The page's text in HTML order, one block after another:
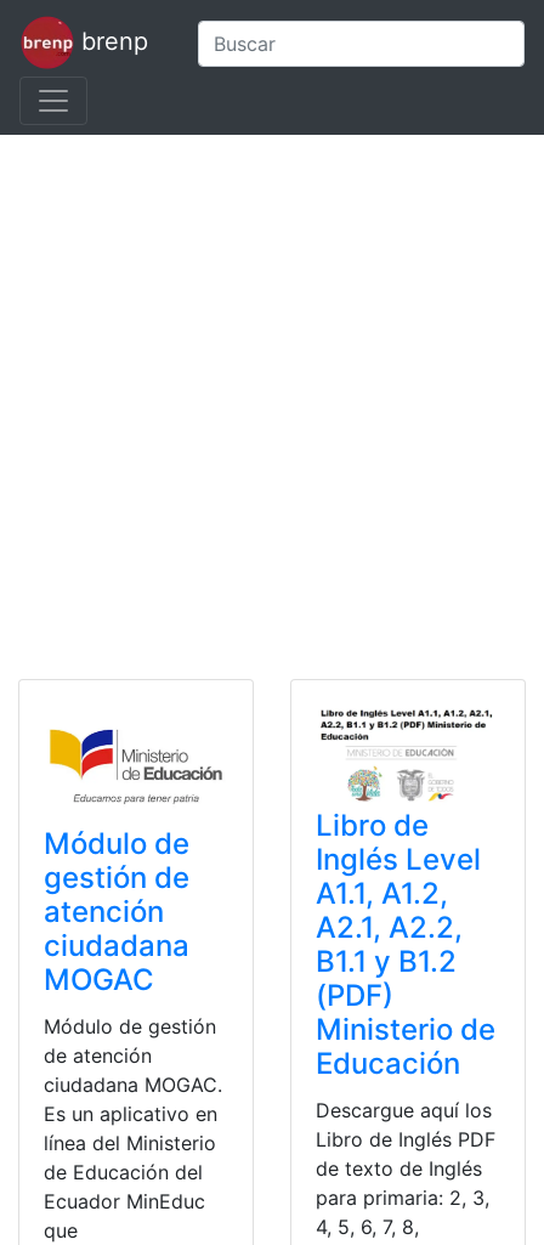
brenp
Módulo de
gestión de
atención
ciudadana
MOGAC
Módulo de gestión
de atención
ciudadana MOGAC.
Es un aplicativo en
línea del Ministerio
de Educación del
Ecuador MinEduc
que
Libro de
Inglés Level
A1.1, A1.2,
A2.1, A2.2,
B1.1 y B1.2
(PDF)
Ministerio de
Educación
Descargue aquí los
Libro de Inglés PDF
de texto de Inglés
para primaria: 2, 3,
4, 5, 6, 7, 8,